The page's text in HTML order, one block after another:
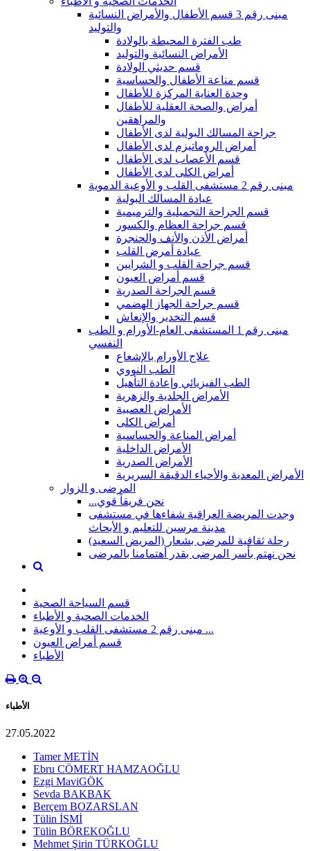
مبنى رقم 3 قسم الأطفال والأمراض النسائية
والتوليد
طب الفترة المحيطة بالولادة
الأمراض النسائية والتوليد
قسم حديثي الولادة
قسم مناعة الأطفال والحساسية
وحدة العناية المركزة للأطفال
أمراض والصحة العقلية للأطفال
والمراهقين
جراحة المسالك البولية لدى الأطفال
أمراض الروماتيزم لدى الأطفال
قسم الأعصاب لدى الأطفال
أمراض الكلى لدى الأطفال
مبنى رقم 2 مستشفى القلب و الأوعية الدموية
عيادة المسالك البولية
قسم الجراحة التجميلية والترميمية
قسم جراحة العظام والكسور
أمراض الأذن والأنف والحنجرة
عيادة أمرض القلب
قسم جراحة القلب و الشرايين
قسم أمراض العيون
قسم الجراحة الصدرية
قسم جراحة الجهاز الهضمي
قسم التخدير والإنعاش
مبنى رقم 1 المستشفى العام-الأورام و الطب
النفسي
علاج الأورام بالإشعاع
الطب النووي
الطب الفيزيائي وإعادة التأهيل
الأمراض الجلدية والزهرية
الأمراض العصبية
أمراض الكلى
أمراض المناعة والحساسية
الأمراض الداخلية
الأمراض الصدرية
الأمراض المعدية والأحياء الدقيقة السريرية
المرضى و الزوار
...نحن فريقاً قوي
وجدت المريضة العراقية شفاءها في مستشفى
مدينة مرسين للتعليم و الأبحاث
رحلة ثقافية للمرضى بشعار (المريض السعيد)
نحن نهتم بأسر المرضى بقدر أهتمامنا بالمرضى
قسم السياحة الصحية
الخدمات الصحية و الأطباء
مبنى رقم 2 مستشفى القلب و الأوعية ...
قسم أمراض العيون
الأطباء
الأطباء
27.05.2022
Tamer METİN
Ebru CÖMERT HAMZAOĞLU
Ezgi MaviGÖK
Sevda BAKBAK
Berçem BOZARSLAN
Tülin İSMİ
Tülin BÖREKOĞLU
Mehmet Şirin TÜRKOĞLU